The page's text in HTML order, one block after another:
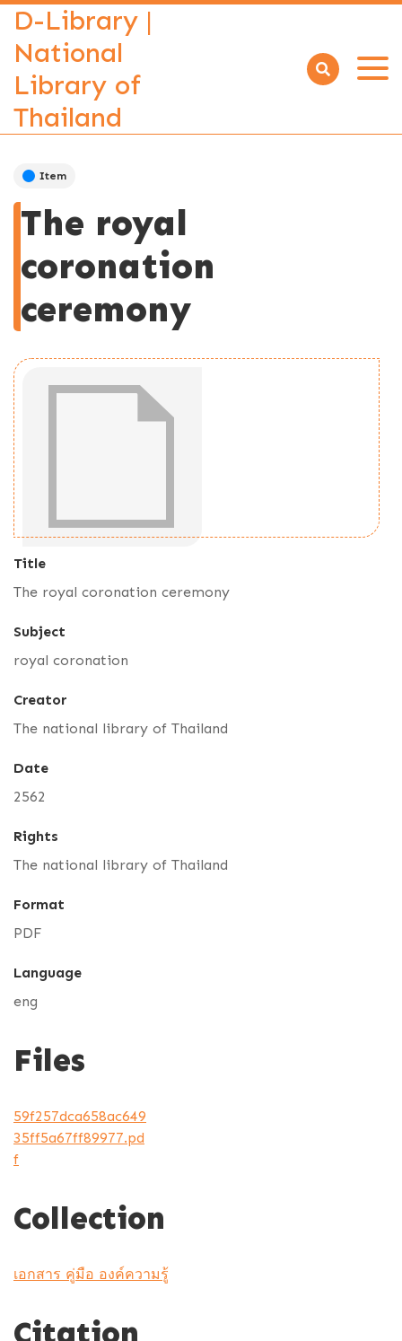
D-Library |
National
Library of
Thailand
Open
Item
The royal
coronation
ceremony
Title
The royal coronation ceremony
Subject
royal coronation
Creator
The national library of Thailand
Date
2562
Rights
The national library of Thailand
Format
PDF
Language
eng
Files
59f257dca658ac649
35ff5a67ff89977.pd
f
Collection
เอกสาร คู่มือ องค์ความรู้
Citation